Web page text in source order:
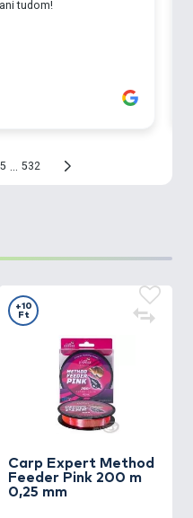
Carp Expert Method
Feeder Pink 200 m
0,25 mm
+10
Ft